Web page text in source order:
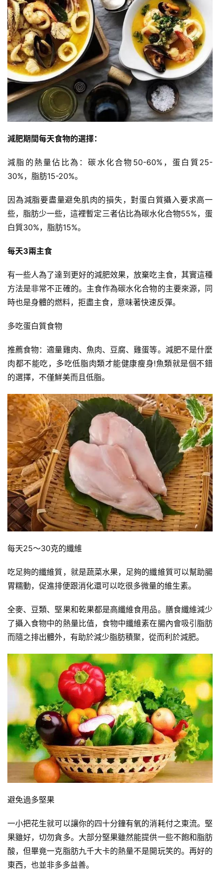
訓
練
心
得
力
訓
練
增
計
劃
瑜
伽
身
頻
減肥期間每天食物的選擇：
減脂的熱量佔比為：碳水化合物50-60%，蛋白質25-
30%，脂肪15-20%。
因為減脂要盡量避免肌肉的損失，對蛋白質攝入要求高一
些，脂肪少一些，這裡暫定三者佔比為碳水化合物55%，蛋
白質30%，脂肪15%。
每天3兩主食
有一些人為了達到更好的減肥效果，放棄吃主食，其實這種
方法是非常不正確的。主食作為碳水化合物的主要來源，同
時也是身體的燃料，拒盡主食，意味著快速反彈。
多吃蛋白質食物
推薦食物：適量雞肉、魚肉、豆腐、雞蛋等。減肥不是什麼
肉都不能吃，多吃低脂肉類才能健康瘦身!魚類就是個不錯
的選擇，不僅鮮美而且低脂。
每天25～30克的纖維
吃足夠的纖維質，就是蔬菜水果，足夠的纖維質可以幫助腸
胃糯動，促進排便跟消化還可以吃很多微量的維生素。
全麥、豆類、堅果和乾果都是高纖維食用品。膳食纖維減少
了攝入食物中的熱量比值，食物中纖維素在腸內會吸引脂肪
而隨之排出體外，有助於減少脂肪積聚，從而利於減肥。
避免過多堅果
一小把花生就可以讓你的四十分鐘有氧的消耗付之東流。堅
果雖好，切勿貪多。大部分堅果雖然能提供一些不飽和脂肪
酸，但畢竟一克脂肪九千大卡的熱量不是開玩笑的。再好的
東西，也並非多多益善。